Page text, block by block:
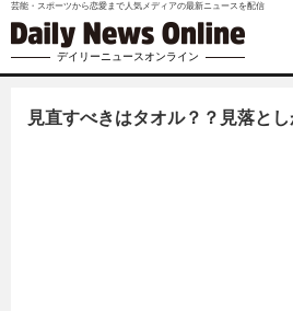
芸能・スポーツから恋愛まで人気メディアの最新ニュースを配信
デイリーニュースオンライン
見直すべきはタオル？？見落と